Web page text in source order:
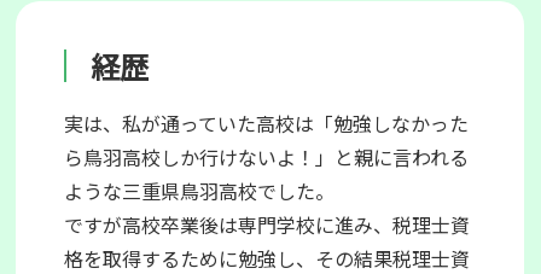
経歴
実は、私が通っていた高校は「勉強しなかった
ら鳥羽高校しか行けないよ！」と親に言われる
ような三重県鳥羽高校でした。
ですが高校卒業後は専門学校に進み、税理士資
格を取得するために勉強し、その結果税理士資